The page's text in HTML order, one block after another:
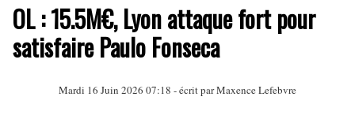
OL : 15.5M€, Lyon attaque fort pour
satisfaire Paulo Fonseca
Mardi 16 Juin 2026 07:18 - écrit parMaxence Lefebvre